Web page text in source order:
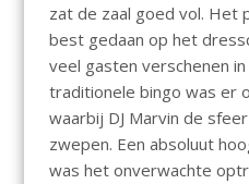
zat de zaal goed vol. Het
best gedaan op het
veel gasten verschenen
traditionele bingo was er
waarbij DJ Marvin de
zwepen. Een absoluut
was het onverwachte